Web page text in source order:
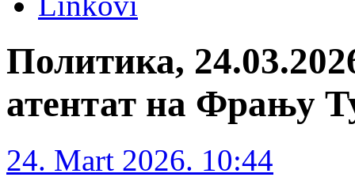
Политика,
атентат на Фрању
24. Mart 2026. 10:44